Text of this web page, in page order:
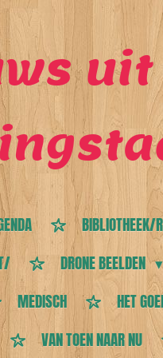
BIBLIOTHEEK/
DRONE BEELDEN
MEDISCH HET
VAN TOEN NAAR NU